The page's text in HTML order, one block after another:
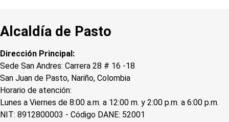
Alcaldía de Pasto
Dirección Principal:
Sede San Andres: Carrera 28 # 16 -18
San Juan de Pasto, Nariño, Colombia
Horario de atención:
Lunes a Viernes de 8:00 a.m. a 12:00 m. y 2:00 p.m. a 6:00 p.m.
NIT: 8912800003 - Código DANE: 52001